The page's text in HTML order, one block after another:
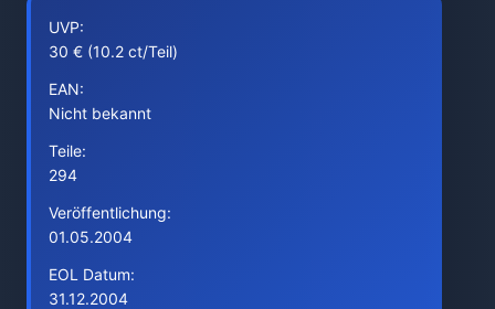
UVP:
30 € (10.2 ct/Teil)
EAN:
Nicht bekannt
Teile:
294
Veröffentlichung:
01.05.2004
EOL Datum:
31.12.2004